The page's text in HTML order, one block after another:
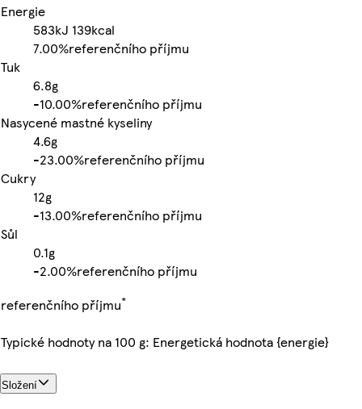
Energie
583kJ 139kcal
7.00%referenčního příjmu
Tuk
6.8g
-10.00%referenčního příjmu
Nasycené mastné kyseliny
4.6g
-23.00%referenčního příjmu
Cukry
12g
-13.00%referenčního příjmu
Sůl
0.1g
-2.00%referenčního příjmu
referenčního příjmu*
Typické hodnoty na 100 g: Energetická hodnota {energie}
Složení